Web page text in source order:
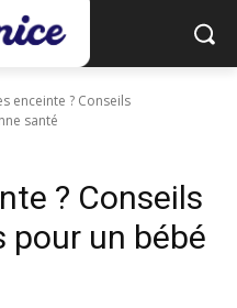
enceinte ? Conseils
santé
? Conseils
un bébé